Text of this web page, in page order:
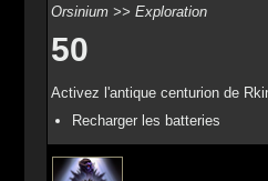
Orsinium >> Exploration
50
Activez l'antique centurion de
Recharger les batteries